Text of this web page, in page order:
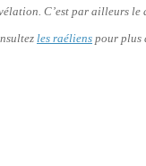
C’est par ailleurs
les raéliens pour plus